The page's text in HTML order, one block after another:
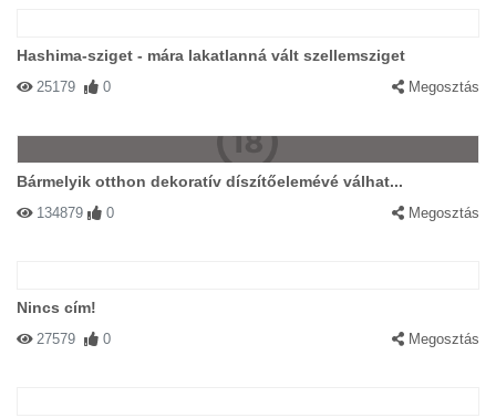
Hashima-sziget - mára lakatlanná vált szellemsziget
25179 0 Megosztás
Bármelyik otthon dekoratív díszítőelemévé válhat...
134879 0 Megosztás
Nincs cím!
27579 0 Megosztás